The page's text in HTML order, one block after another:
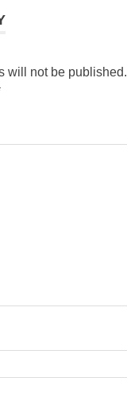
will not be published.